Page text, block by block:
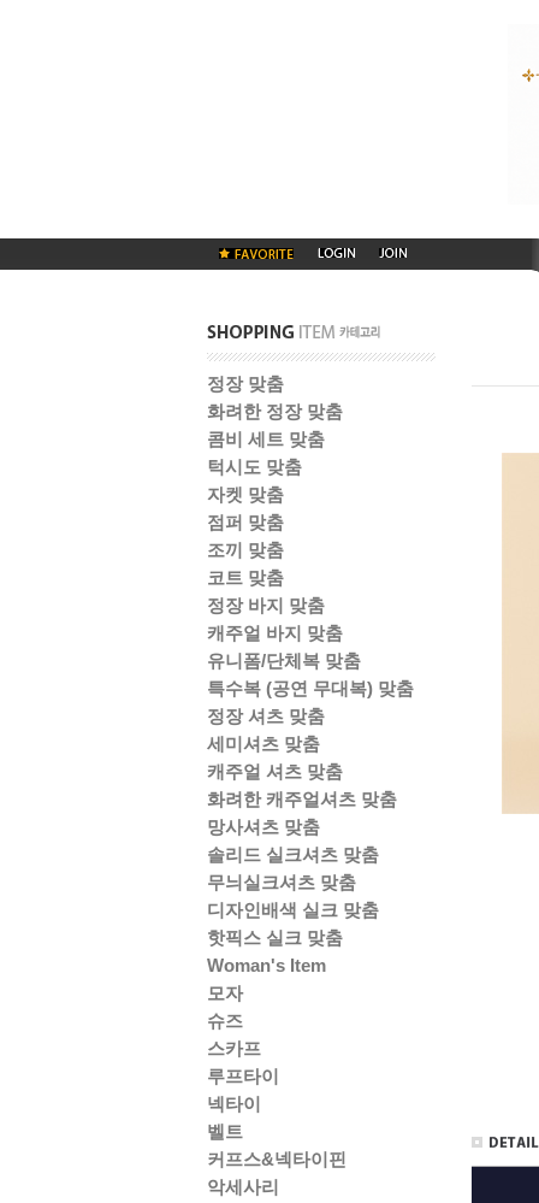
정장 맞춤
화려한 정장 맞춤
콤비 세트 맞춤
턱시도 맞춤
자켓 맞춤
점퍼 맞춤
조끼 맞춤
코트 맞춤
정장 바지 맞춤
캐주얼 바지 맞춤
유니폼/단체복 맞춤
특수복 (공연 무대복) 맞춤
정장 셔츠 맞춤
세미셔츠 맞춤
캐주얼 셔츠 맞춤
화려한 캐주얼셔츠 맞춤
망사셔츠 맞춤
솔리드 실크셔츠 맞춤
무늬실크셔츠 맞춤
디자인배색 실크 맞춤
핫픽스 실크 맞춤
Woman's Item
모자
슈즈
스카프
루프타이
넥타이
벨트
커프스&넥타이핀
악세사리